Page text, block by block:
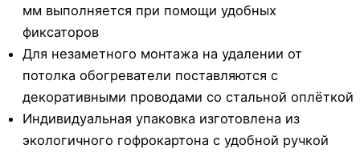
мм выполняется при помощи удобных
фиксаторов
Для незаметного монтажа на удалении от
потолка обогреватели поставляются с
декоративными проводами со стальной оплёткой
Индивидуальная упаковка изготовлена из
экологичного гофрокартона с удобной ручкой